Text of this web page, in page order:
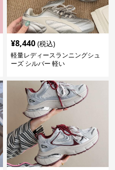
¥8,440 (税込)
軽量レディースランニングシュ
ーズ シルバー 軽い